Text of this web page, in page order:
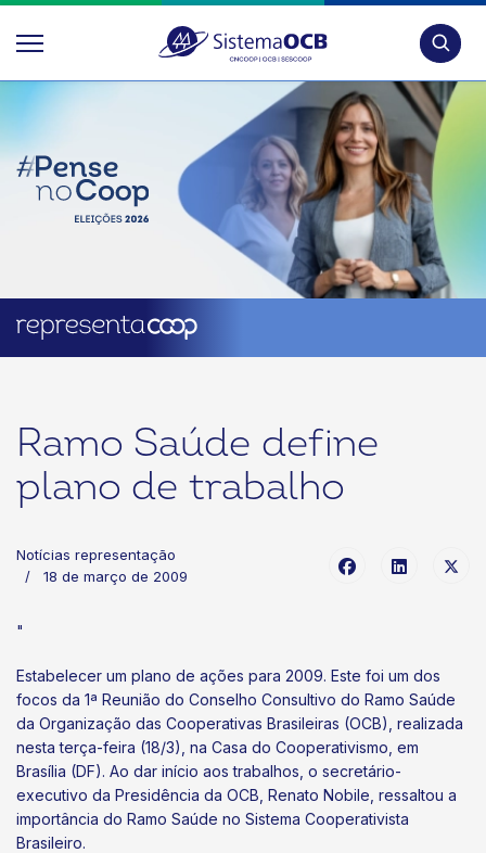
Ramo Saúde define
plano de trabalho
Notícias representação
18 de março de 2009
"
Estabelecer um plano de ações para 2009. Este foi um dos
focos da 1ª Reunião do Conselho Consultivo do Ramo Saúde
da Organização das Cooperativas Brasileiras (OCB), realizada
nesta terça-feira (18/3), na Casa do Cooperativismo, em
Brasília (DF). Ao dar início aos trabalhos, o secretário-
executivo da Presidência da OCB, Renato Nobile, ressaltou a
importância do Ramo Saúde no Sistema Cooperativista
Brasileiro.